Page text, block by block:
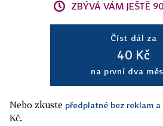
ZBÝVÁ VÁM JEŠTĚ
Číst dál za
40 Kč
na první dva
Nebo zkuste předplatné bez reklam
Kč.